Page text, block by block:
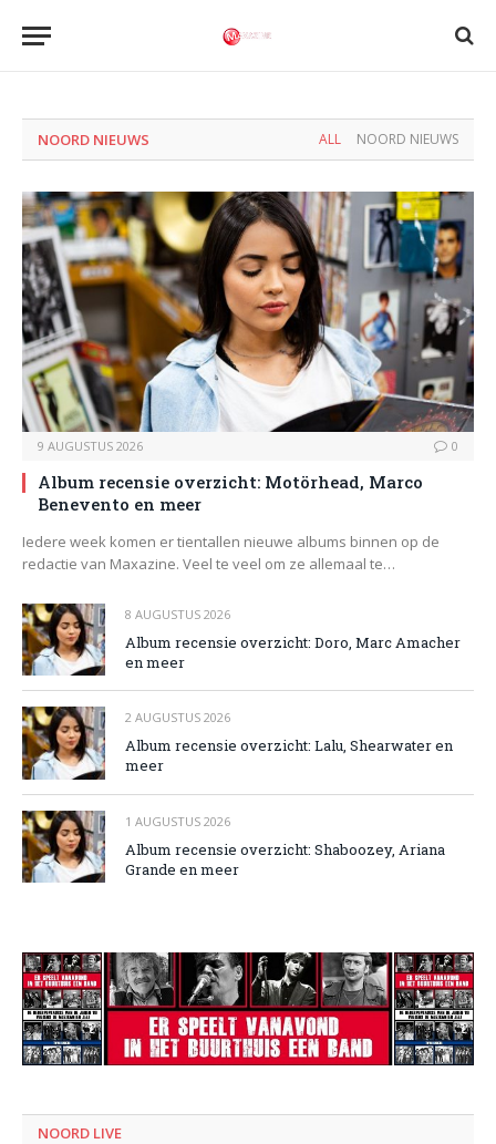
NOORD NIEUWS ALL NOORD NIEUWS
9 AUGUSTUS 2026 0
Album recensie overzicht: Motörhead, Marco
Benevento en meer
Iedere week komen er tientallen nieuwe albums binnen op de
redactie van Maxazine. Veel te veel om ze allemaal te…
8 AUGUSTUS 2026
Album recensie overzicht: Doro, Marc Amacher
en meer
2 AUGUSTUS 2026
Album recensie overzicht: Lalu, Shearwater en
meer
1 AUGUSTUS 2026
Album recensie overzicht: Shaboozey, Ariana
Grande en meer
NOORD LIVE